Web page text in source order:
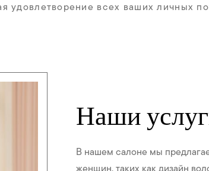
удовлетворение всех ваших личных
Наши
В нашем салоне мы
женщин, таких как дизайн